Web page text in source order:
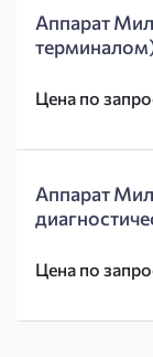
Аппарат
Цена по
Аппарат
Цена по